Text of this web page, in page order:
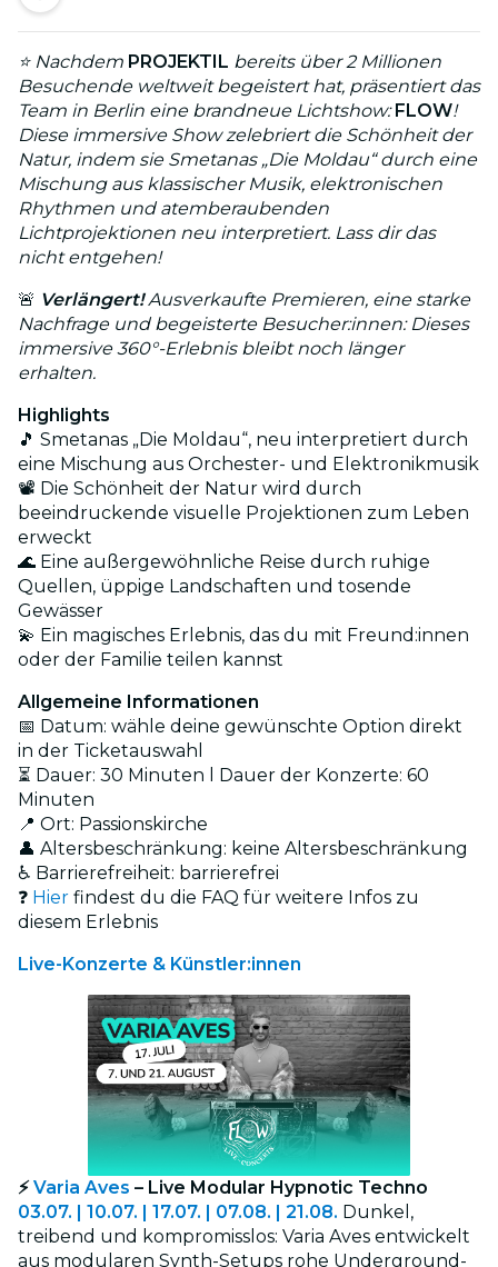
⭐ Nachdem PROJEKTIL bereits über 2 Millionen
Besuchende weltweit begeistert hat, präsentiert das
Team in Berlin eine brandneue Lichtshow:FLOW!
Diese immersive Show zelebriert die Schönheit der
Natur, indem sie Smetanas „Die Moldau“ durch eine
Mischung aus klassischer Musik, elektronischen
Rhythmen und atemberaubenden
Lichtprojektionen neu interpretiert. Lass dir das
nicht entgehen!
🚨 Verlängert!Ausverkaufte Premieren, eine starke
Nachfrage und begeisterte Besucher:innen: Dieses
immersive 360°-Erlebnis bleibt noch länger
erhalten.
Highlights
🎵 Smetanas „Die Moldau“, neu interpretiert durch
eine Mischung aus Orchester- und Elektronikmusik
📽️ Die Schönheit der Natur wird durch
beeindruckende visuelle Projektionen zum Leben
erweckt
🌊 Eine außergewöhnliche Reise durch ruhige
Quellen, üppige Landschaften und tosende
Gewässer
💫 Ein magisches Erlebnis, das du mit Freund:innen
oder der Familie teilen kannst
Allgemeine Informationen
📅 Datum: wähle deine gewünschte Option direkt
in der Ticketauswahl
⏳ Dauer: 30 Minuten l Dauer der Konzerte: 60
Minuten
📍 Ort: Passionskirche
👤 Altersbeschränkung: keine Altersbeschränkung
♿ Barrierefreiheit: barrierefrei
❓ Hier findest du die FAQ für weitere Infos zu
diesem Erlebnis
Live-Konzerte & Künstler:innen
⚡Varia Aves – Live Modular Hypnotic Techno
03.07. | 10.07. | 17.07. | 07.08. | 21.08. Dunkel,
treibend und kompromisslos: Varia Aves entwickelt
aus modularen Synth-Setups rohe Underground-